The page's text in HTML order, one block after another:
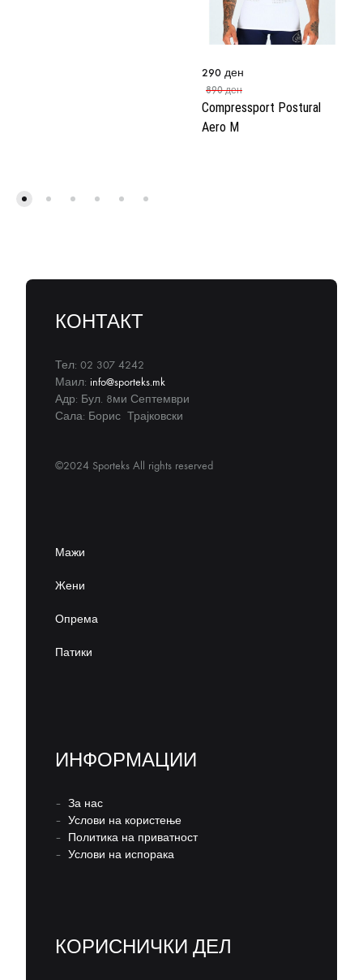
Compressport Postural
Aero M
290 ден
890ден
КОНТАКТ
Тел: 02 307 4242
Маил: info@sporteks.mk
Адр: Бул. 8ми Септември
Сала: Борис Трајковски
©2024 Sporteks All rights reserved
Мажи
Жени
Опрема
Патики
ИНФОРМАЦИИ
– За нас
– Услови на користење
– Политика на приватност
– Услови на испорака
КОРИСНИЧКИ ДЕЛ